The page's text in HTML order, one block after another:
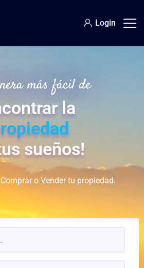
Login
más fácil de
la
sueños!
o Vender tu propiedad.